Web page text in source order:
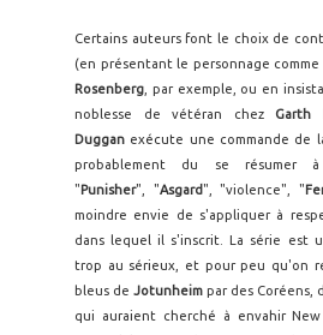
Certains auteurs font le choix de
(en présentant le personnage
Rosenberg , par exemple, ou en
noblesse de vétéran chez Garth
Duggan exécute une commande de
probablement du se résumer
"Punisher", "Asgard", "violence", "
moindre envie de s'appliquer à
dans lequel il s'inscrit. La série est
trop au sérieux, et pour peu qu'on
bleus de Jotunheim par des Coréens,
qui auraient cherché à envahir